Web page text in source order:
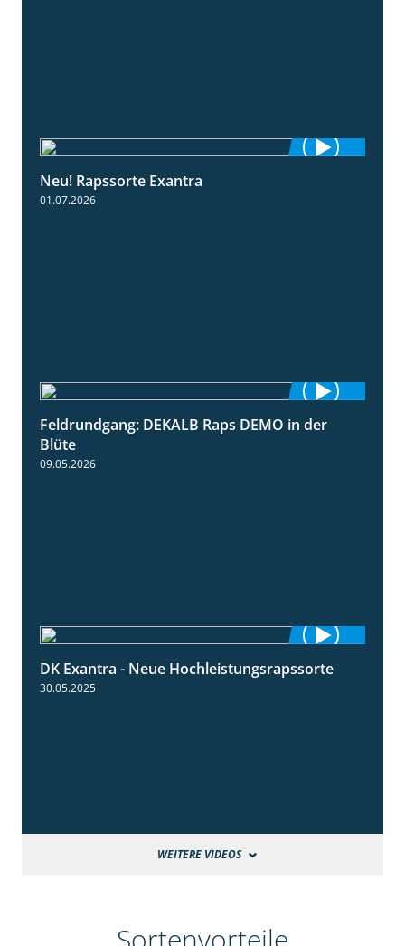
Neu! Rapssorte Exantra
01.07.2026
2:37
Feldrundgang: DEKALB Raps DEMO in der
Blüte
09.05.2026
2:15
DK Exantra - Neue Hochleistungsrapssorte
30.05.2025
WEITERE VIDEOS